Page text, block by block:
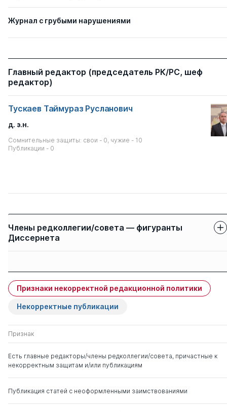
Журнал с грубыми нарушениями
Главный редактор (председатель РК/РС, шеф
редактор)
Тускаев Таймураз Русланович
д. э.н.
Сомнительные защиты: свои - 0, чужие - 10
Публикации - 0
Члены редколлегии/совета — фигуранты
Диссернета
Кашукоев Мурат
Владимирович
д. с.-х.н. 0 8
Басиев Солтан
Сосланбекович
Признаки некорректной редакционной политики
Некорректные публикации
Признак
Есть главные редакторы/члены редколлегии/совета, причастные к
некорректным защитам и/или публикациям
Публикация статей с неоформленными заимствованиями